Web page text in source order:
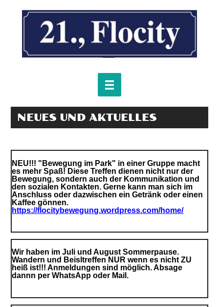
NEUES UND AKTUELLES
NEU!!! "Bewegung im Park" in einer Gruppe macht
es mehr Spaß! Diese Treffen dienen nicht nur der
Bewegung, sondern auch der Kommunikation und
den sozialen Kontakten. Gerne kann man sich im
Anschluss oder dazwischen ein Getränk oder einen
Kaffee gönnen.
https://flocitybewegung.wordpress.com/home/
Wir haben im Juli und August Sommerpause.
Wandern und Beisltreffen NUR wenn es nicht ZU
heiß ist!!! Anmeldungen sind möglich. Absage
dannn per WhatsApp oder Mail.